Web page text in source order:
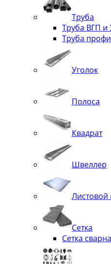
Труба
Труба ВГП и
Труба
Уголок
Полоса
Квадрат
Швеллер
Листовой
Сетка
Сетка